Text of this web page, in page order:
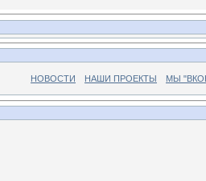
НОВОСТИ НАШИ ПРОЕКТЫ МЫ